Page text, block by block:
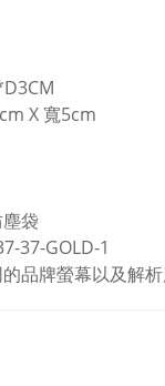
X 寬5cm
袋
37-GOLD-1
品牌螢幕以及解